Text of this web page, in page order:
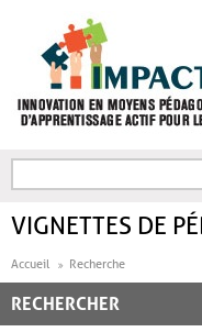
FORMULAIRE DE
VIGNETTES DE
Accueil Recherche
RECHERCHER